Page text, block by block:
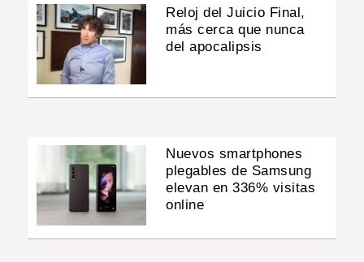
Reloj del Juicio Final,
más cerca que nunca
del apocalipsis
Nuevos smartphones
plegables de Samsung
elevan en 336% visitas
online